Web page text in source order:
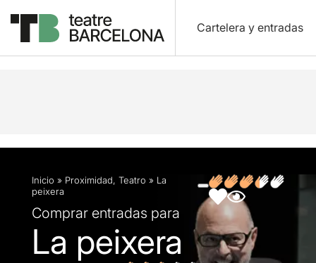
Cartelera y entradas
Descripción Ficha artística Fotos y vídeos
Inicio » Proximidad, Teatro » La
peixera
Comprar entradas para
La peixera